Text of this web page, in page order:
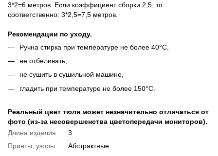
3*2=6 метров. Если коэффициент сборки 2,5, то
соответственно: 3*2,5=7,5 метров.
Рекомендации по уходу.
Ручна стирка при температуре не более 40°C,
не отбеливать,
не сушить в сушильной машине,
гладить при температуре не более 150°C.
Реальный цвет тюля может незначительно отличаться от
фото (из-за несовершенства цветопередачи мониторов).
Длина изделия
3
Принты, узоры
Абстрактные